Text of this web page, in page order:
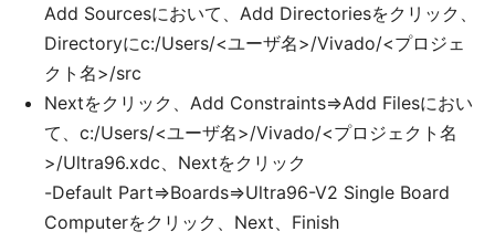
Add Sourcesにおいて、Add Directoriesをクリック、
Directoryにc:/Users/<ユーザ名>/Vivado/<プロジェ
クト名>/src
Nextをクリック、Add Constraints⇒Add Filesにおい
て、c:/Users/<ユーザ名>/Vivado/<プロジェクト名
>/Ultra96.xdc、Nextをクリック
-Default Part⇒Boards⇒Ultra96-V2 Single Board
Computerをクリック、Next、Finish